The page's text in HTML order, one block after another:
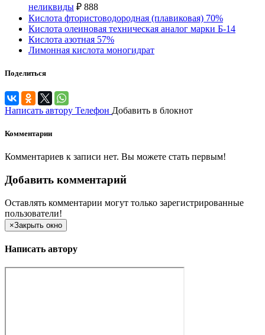
неликвиды ₽ 888
Кислота фтористоводородная (плавиковая) 70%
Кислота олеиновая техническая аналог марки Б-14
Кислота азотная 57%
Лимонная кислота моногидрат
Поделиться
Написать автору Телефон Добавить в блокнот
Комментарии
Комментариев к записи нет. Вы можете стать первым!
Добавить комментарий
Оставлять комментарии могут только зарегистрированные
пользователи!
×Закрыть окно
Написать автору